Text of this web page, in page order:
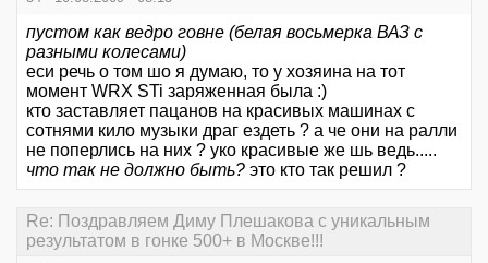
пустом как ведро говне (белая восьмерка ВАЗ с
разными колесами)
еси речь о том шо я думаю, то у хозяина на тот
момент WRX STi заряженная была :)
кто заставляет пацанов на красивых машинах с
сотнями кило музыки драг ездеть ? а че они на ралли
не поперлись на них ? уко красивые же шь ведь.....
что так не должно быть? это кто так решил ?
Re: Поздравляем Диму Плешакова с уникальным
результатом в гонке 500+ в Москве!!!